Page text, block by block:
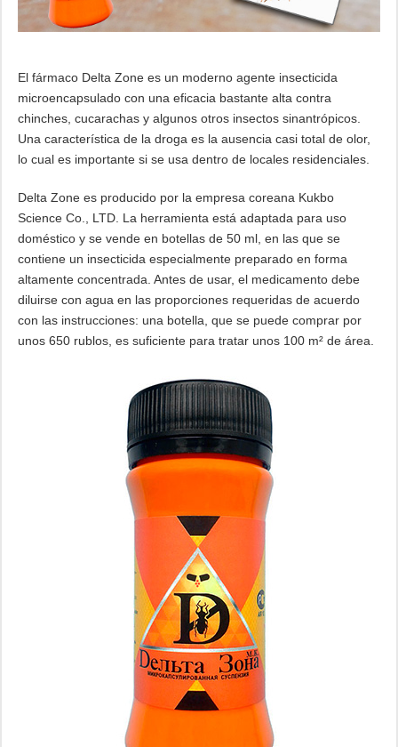
El fármaco Delta Zone es un moderno agente insecticida
microencapsulado con una eficacia bastante alta contra
chinches, cucarachas y algunos otros insectos sinantrópicos.
Una característica de la droga es la ausencia casi total de olor,
lo cual es importante si se usa dentro de locales residenciales.
Delta Zone es producido por la empresa coreana Kukbo
Science Co., LTD. La herramienta está adaptada para uso
doméstico y se vende en botellas de 50 ml, en las que se
contiene un insecticida especialmente preparado en forma
altamente concentrada. Antes de usar, el medicamento debe
diluirse con agua en las proporciones requeridas de acuerdo
con las instrucciones: una botella, que se puede comprar por
unos 650 rublos, es suficiente para tratar unos 100 m² de área.